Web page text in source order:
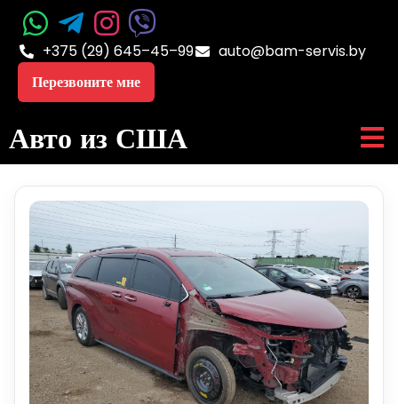
+375 (29) 645–45–99
auto@bam-servis.by
Перезвоните мне
Авто из США